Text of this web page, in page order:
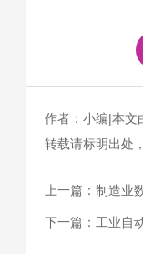
作者：小编|本文
转载请标明出处
上一篇： 制造业
下一篇： 工业自